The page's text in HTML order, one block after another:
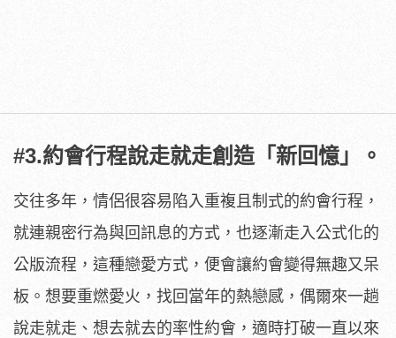
#3.約會行程說走就走創造「新回憶」。
交往多年，情侶很容易陷入重複且制式的約會行程，
就連親密行為與回訊息的方式，也逐漸走入公式化的
公版流程，這種戀愛方式，便會讓約會變得無趣又呆
板。想要重燃愛火，找回當年的熱戀感，偶爾來一趟
說走就走、想去就去的率性約會，適時打破一直以來